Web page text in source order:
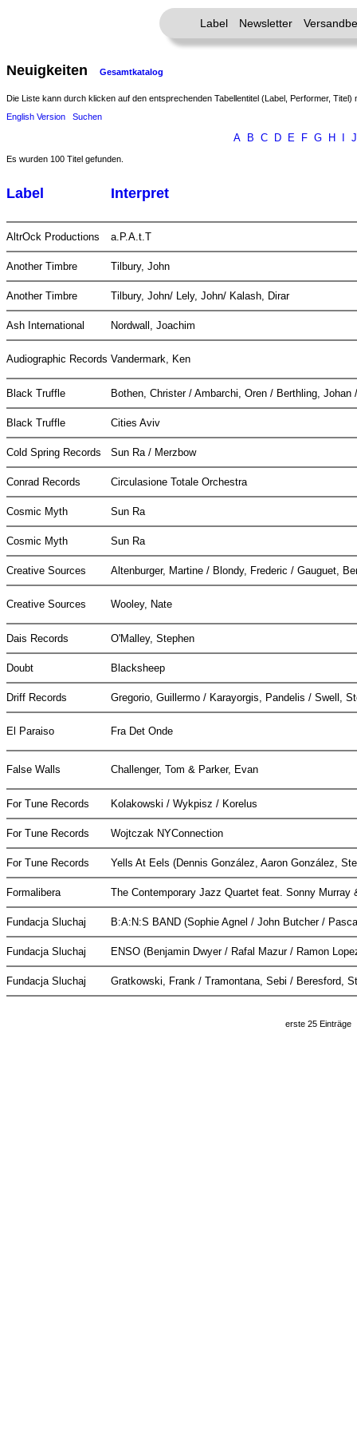
Label Newsletter
Neuigkeiten Gesamtkatalog
Die Liste kann durch klicken auf den entsprechenden Tabellentitel (Label, Performer,
English Version
Suchen
A B C D E F G H J
Es wurden 100 Titel gefunden.
Label Interpret
AltrOck Productions a.P.A.t.T
Another Timbre Tilbury, John
Another Timbre Tilbury, John/ Lely, John/ Kalash, Dirar
Ash International Nordwall, Joachim
Audiographic Records Vandermark, Ken
Black Truffle Bothen, Christer / Ambarchi, Oren / Berthling,
Black Truffle Cities Aviv
Cold Spring Records Sun Ra / Merzbow
Conrad Records Circulasione Totale Orchestra
Cosmic Myth Sun Ra
Cosmic Myth Sun Ra
Creative Sources Altenburger, Martine / Blondy, Frederic / Gauguet,
Creative Sources Wooley, Nate
Dais Records O'Malley, Stephen
Doubt Blacksheep
Driff Records Gregorio, Guillermo / Karayorgis, Pandelis / Swell,
El Paraiso Fra Det Onde
False Walls Challenger, Tom & Parker, Evan
For Tune Records Kolakowski / Wykpisz / Korelus
For Tune Records Wojtczak NYConnection
For Tune Records Yells At Eels (Dennis González, Aaron González,
Formalibera The Contemporary Jazz Quartet feat. Sonny
Fundacja Sluchaj B:A:N:S BAND (Sophie Agnel / John Butcher /
Fundacja Sluchaj ENSO (Benjamin Dwyer / Rafal Mazur / Ramon
Fundacja Sluchaj Gratkowski, Frank / Tramontana, Sebi / Beresford,
erste 25 Einträge